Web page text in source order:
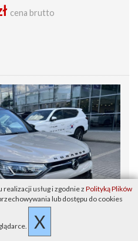
cena brutto
usług i zgodnie zPolityką Plików
lub dostępu do cookies
X